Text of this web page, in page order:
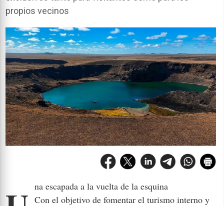
propios vecinos
Una escapada a la vuelta de la esquina
Con el objetivo de fomentar el turismo interno y